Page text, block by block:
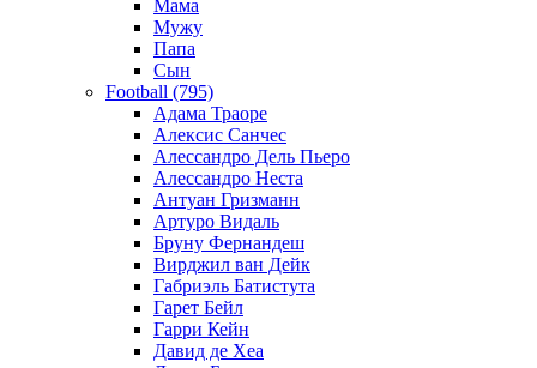
Мама
Мужу
Папа
Сын
Football (795)
Адама Траоре
Алексис Санчес
Алессандро Дель Пьеро
Алессандро Неста
Антуан Гризманн
Артуро Видаль
Бруну Фернандеш
Вирджил ван Дейк
Габриэль Батистута
Гарет Бейл
Гарри Кейн
Давид де Хеа